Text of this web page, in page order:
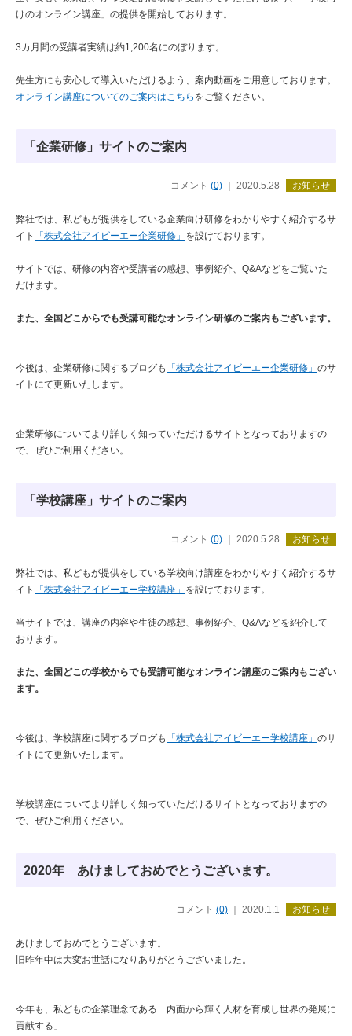
けのオンライン講座」の提供を開始しております。
3カ月間の受講者実績は約1,200名にのぼります。
先生方にも安心して導入いただけるよう、案内動画をご用意しております。
オンライン講座についてのご案内はこちら をご覧ください。
「企業研修」サイトのご案内
コメント (0) ｜ 2020.5.28 お知らせ
弊社では、私どもが提供をしている企業向け研修をわかりやすく紹介するサ
イト
「株式会社アイビーエー企業研修」 を設けております。
サイトでは、研修の内容や受講者の感想、事例紹介、Q&Aなどをご覧いた
だけます。
また、全国どこからでも受講可能なオンライン研修のご案内もございます。
今後は、企業研修に関するブログも 「株式会社アイビーエー企業研修」 のサ
イトにて更新いたします。
企業研修についてより詳しく知っていただけるサイトとなっておりますの
で、ぜひご利用ください。
「学校講座」サイトのご案内
コメント (0) ｜ 2020.5.28 お知らせ
弊社では、私どもが提供をしている学校向け講座をわかりやすく紹介するサ
イト
「株式会社アイビーエー学校講座」 を設けております。
当サイトでは、講座の内容や生徒の感想、事例紹介、Q&Aなどを紹介して
おります。
また、全国どこの学校からでも受講可能なオンライン講座のご案内もござい
ます。
今後は、学校講座に関するブログも 「株式会社アイビーエー学校講座」 のサ
イトにて更新いたします。
学校講座についてより詳しく知っていただけるサイトとなっておりますの
で、ぜひご利用ください。
2020年 あけましておめでとうございます。
コメント (0) ｜ 2020.1.1 お知らせ
あけましておめでとうございます。
旧昨年中は大変お世話になりありがとうございました。
今年も、私どもの企業理念である「内面から輝く人材を育成し世界の発展に
貢献する」